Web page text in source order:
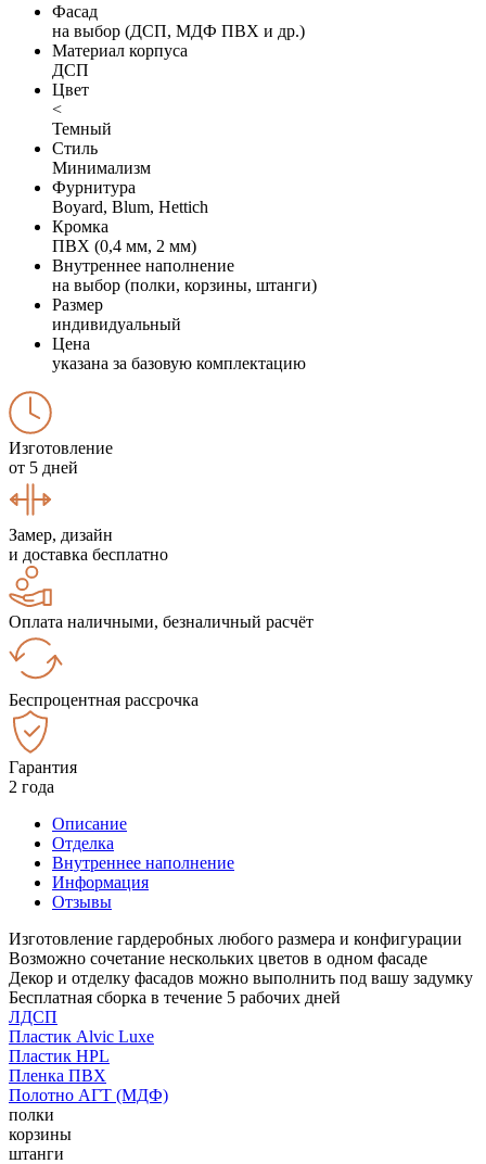
Фасад
на выбор (ДСП, МДФ ПВХ и др.)
Материал корпуса
ДСП
Цвет
<
Темный
Стиль
Минимализм
Фурнитура
Boyard, Blum, Hettich
Кромка
ПВХ (0,4 мм, 2 мм)
Внутреннее наполнение
на выбор (полки, корзины, штанги)
Размер
индивидуальный
Цена
указана за базовую комплектацию
Изготовление
от 5 дней
Замер, дизайн
и доставка бесплатно
Оплата наличными, безналичный расчёт
Беспроцентная рассрочка
Гарантия
2 года
Описание
Отделка
Внутреннее наполнение
Информация
Отзывы
Изготовление гардеробных любого размера и конфигурации
Возможно сочетание нескольких цветов в одном фасаде
Декор и отделку фасадов можно выполнить под вашу задумку
Бесплатная сборка в течение 5 рабочих дней
ЛДСП
Пластик Alvic Luxe
Пластик HPL
Пленка ПВХ
Полотно АГТ (МДФ)
полки
корзины
штанги